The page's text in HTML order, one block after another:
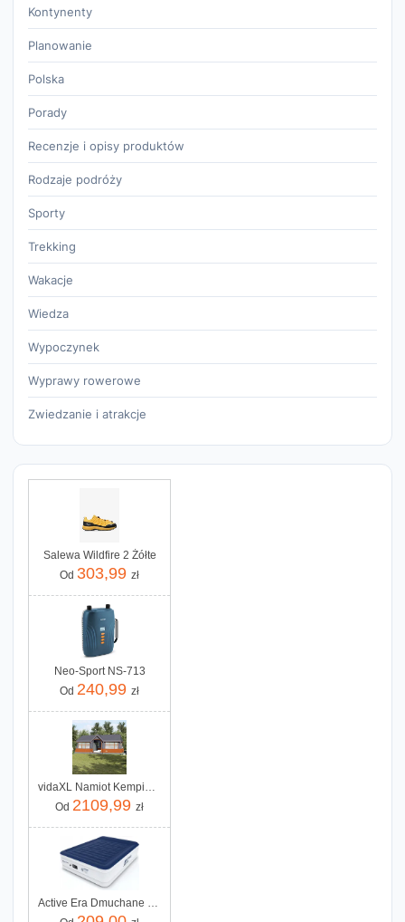
Kontynenty
Planowanie
Polska
Porady
Recenzje i opisy produktów
Rodzaje podróży
Sporty
Trekking
Wakacje
Wiedza
Wypoczynek
Wyprawy rowerowe
Zwiedzanie i atrakcje
Salewa Wildfire 2 Żółte
Od 303,99 zł
Neo-Sport NS-713
Od 240,99 zł
Od 2109,99 zł